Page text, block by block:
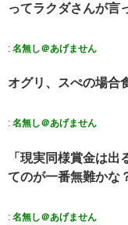
ってラクダさんが言
: 名無し＠あげません
オグリ、スぺの場合
: 名無し＠あげません
「現実同様賞金は
てのが一番無難かな
: 名無し＠あげません